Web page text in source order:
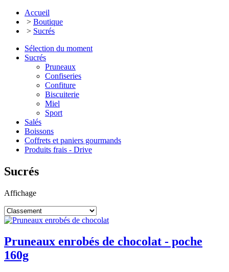
Accueil
> Boutique
> Sucrés
Sélection du moment
Sucrés
Pruneaux
Confiseries
Confiture
Biscuiterie
Miel
Sport
Salés
Boissons
Coffrets et paniers gourmands
Produits frais - Drive
Sucrés
Affichage
Pruneaux enrobés de chocolat - poche
160g